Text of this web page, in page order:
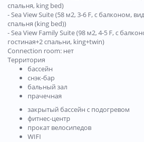
спальня, king bed)
- Sea View Suite (58 м2, 3-6 F, с балконом,
спальня (king bed))
- Sea View Family Suite (98 м2, 4-5 F, с
гостиная+2 спальни, king+twin)
Connection room: нет
Территория
бассейн
снэк-бар
бальный зал
прачечная
закрытый бассейн с подогревом
фитнес-центр
прокат велосипедов
WIFI